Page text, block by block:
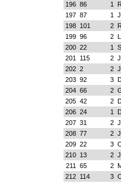
196 86 1
197 87 1
198 101 2
199 96 2
200 22 1
201
115 2
202 2 2
203 92 3
204 66 2
205 42 2
206 24 1
207 31 2
208 77 2
209 22 3
210 13 2
211
65 2
212 114 3